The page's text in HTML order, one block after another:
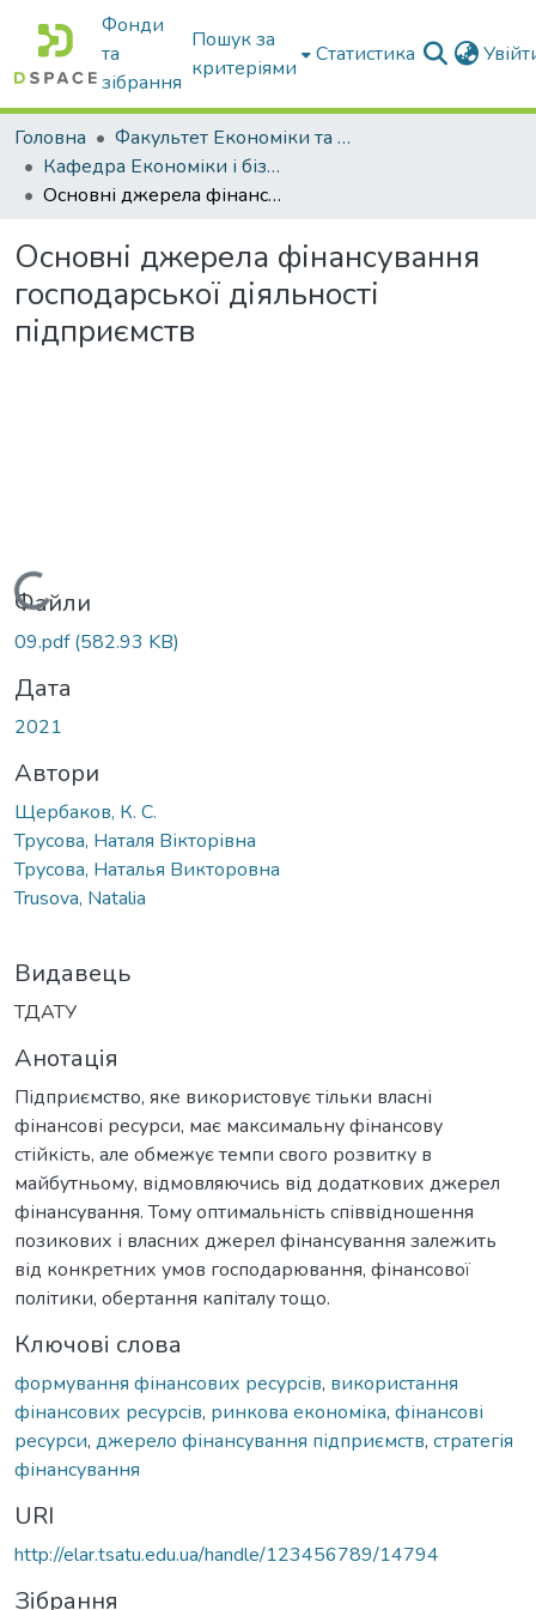
Фонди
та
зібрання
Пошук за
критеріями
Статистика
Головна
Факультет Економіки та бізнесу
Кафедра Економіки і бізнесу
Основні джерела фінансування господарської діяльності підприємств
Основні джерела фінансування
господарської діяльності
підприємств
Вантажиться...
Файли
09.pdf(582.93 KB)
Дата
2021
Автори
Щербаков, К. С.
Трусова, Наталя Вікторівна
Трусова, Наталья Викторовна
Trusova, Natalia
Видавець
ТДАТУ
Анотація
Підприємство, яке використовує тільки власні
фінансові ресурси, має максимальну фінансову
стійкість, але обмежує темпи свого розвитку в
майбутньому, відмовляючись від додаткових джерел
фінансування. Тому оптимальність співвідношення
позикових і власних джерел фінансування залежить
від конкретних умов господарювання, фінансової
політики, обертання капіталу тощо.
Ключові слова
формування фінансових ресурсів, використання
фінансових ресурсів, ринкова економіка, фінансові
ресурси, джерело фінансування підприємств, стратегія
фінансування
URI
http://elar.tsatu.edu.ua/handle/123456789/14794
Зібрання